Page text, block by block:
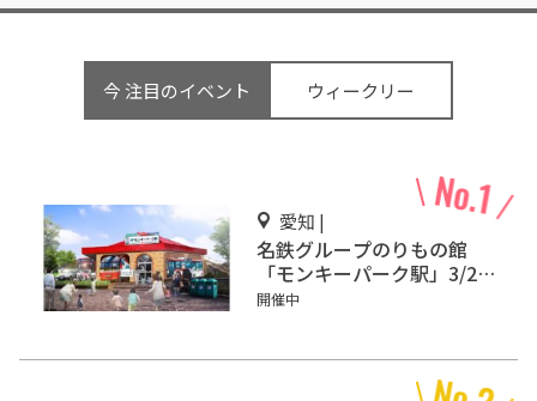
今 注目のイベント ウィークリー
愛知 |
名鉄グループのりもの館
「モンキーパーク駅」3/2オ
ープン
開催中